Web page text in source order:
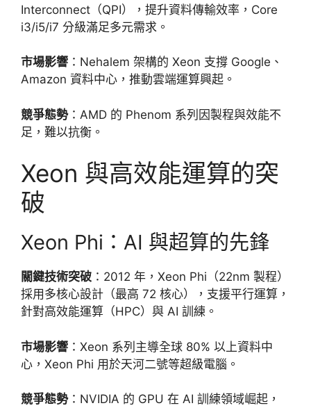
Interconnect（QPI），提升資料傳輸效率，Core
i3/i5/i7 分級滿足多元需求。
市場影響 ：Nehalem 架構的 Xeon 支撐 Google、
Amazon 資料中心，推動雲端運算興起。
競爭態勢：AMD 的 Phenom 系列因製程與效能不
足，難以抗衡。
Xeon 與高效能運算的突
破
Xeon Phi：AI 與超算的先鋒
關鍵技術突破 ：2012 年，Xeon Phi（22nm 製程）
採用多核心設計（最高 72 核心），支援平行運算，
針對高效能運算（HPC）與 AI 訓練。
市場影響 ：Xeon 系列主導全球 80% 以上資料中
心，Xeon Phi 用於天河二號等超級電腦。
競爭態勢：NVIDIA 的 GPU 在 AI 訓練領域崛起，